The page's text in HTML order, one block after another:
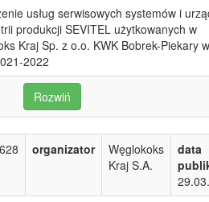
usług serwisowych systemów i
produkcji SEVITEL użytkowanych w
Kraj Sp. z o.o. KWK Bobrek-Piekary w
2022
Rozwiń
organizator
Węglokoks
Kraj S.A.
data